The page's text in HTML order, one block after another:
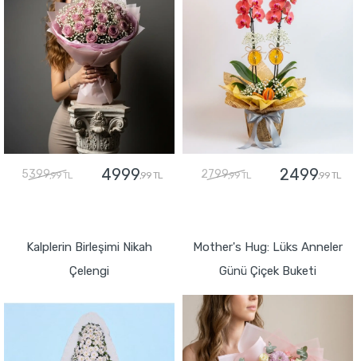
5399,99 TL 4999,99 TL 2799,99 TL 2499,99 TL
Kalplerin Birleşimi Nikah
Çelengi
Mother's Hug: Lüks Anneler
Günü Çiçek Buketi